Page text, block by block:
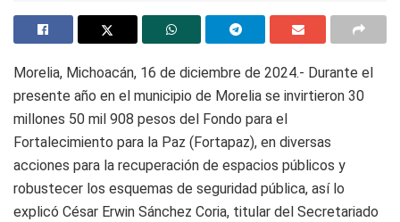
Morelia, Michoacán, 16 de diciembre de 2024.- Durante el
presente año en el municipio de Morelia se invirtieron 30
millones 50 mil 908 pesos del Fondo para el
Fortalecimiento para la Paz (Fortapaz), en diversas
acciones para la recuperación de espacios públicos y
robustecer los esquemas de seguridad pública, así lo
explicó César Erwin Sánchez Coria, titular del Secretariado